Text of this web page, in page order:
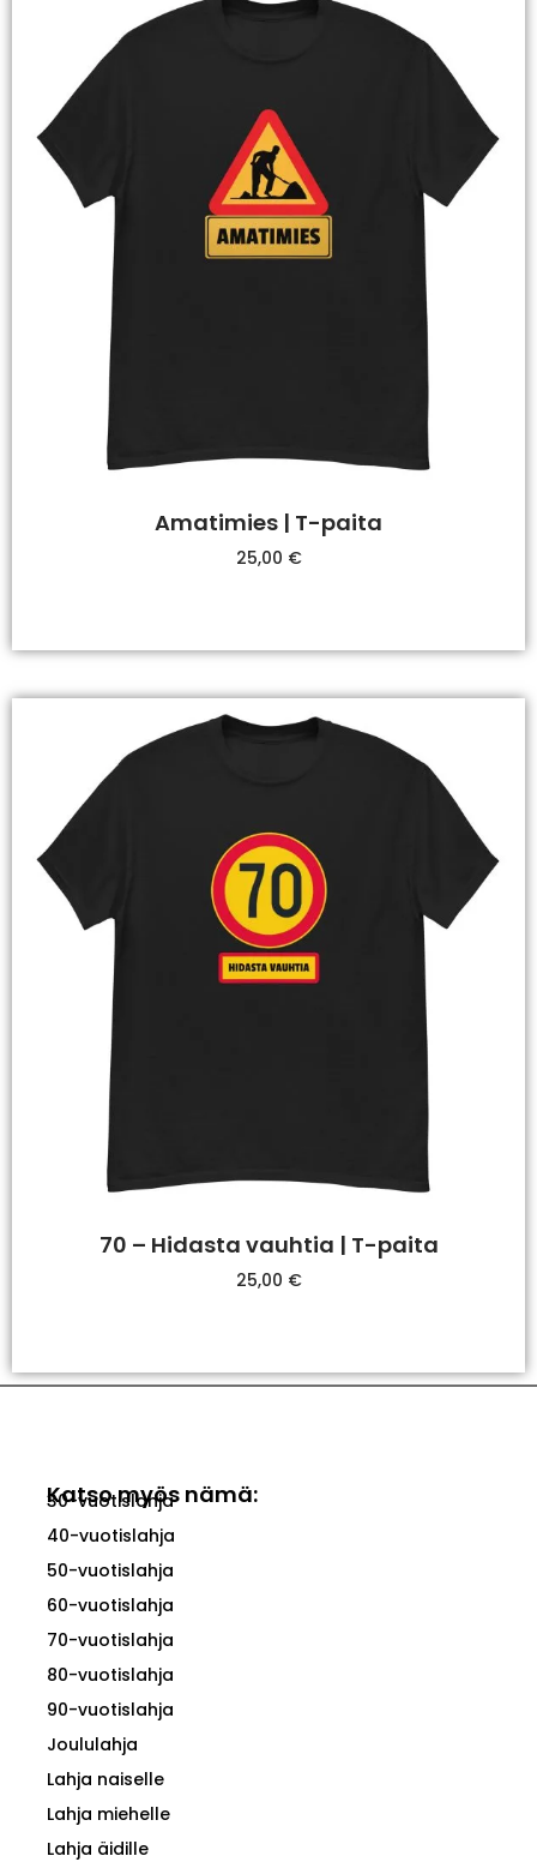
Amatimies | T-paita
25,00 €
70 – Hidasta vauhtia | T-paita
25,00 €
Katso myös nämä:
30-vuotislahja
40-vuotislahja
50-vuotislahja
60-vuotislahja
70-vuotislahja
80-vuotislahja
90-vuotislahja
Joululahja
Lahja naiselle
Lahja miehelle
Lahja äidille